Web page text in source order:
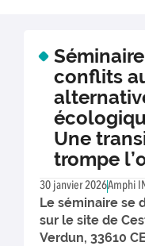
conflits
Une
trompe
30 janvier 2026Amphi
Le séminaire se
sur le site de
Verdun, 33610